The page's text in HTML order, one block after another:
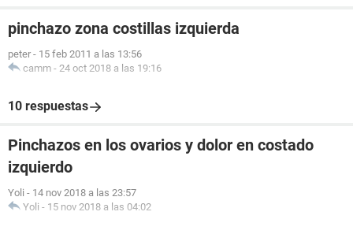
pinchazo zona costillas izquierda
peter - 15 feb 2011 a las 13:56
camm - 24 oct 2018 a las 19:16
10 respuestas
Pinchazos en los ovarios y dolor en costado
izquierdo
Yoli - 14 nov 2018 a las 23:57
Yoli - 15 nov 2018 a las 04:02